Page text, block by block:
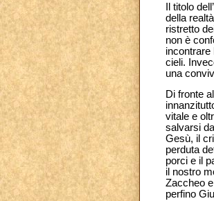
Il titolo
della
ristretto
non è
incontrare
cieli.
una
Di fronte
vitale e
salvarsi
Gesù, il
perduta
porci e il
il nostro
Zaccheo
perfino